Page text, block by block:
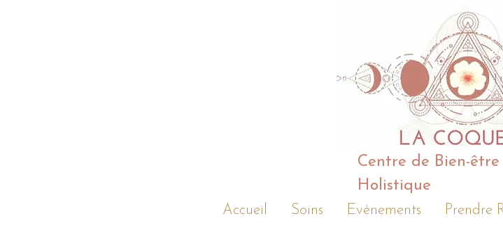
Centre de Bien-être
Holistique
Accueil Soins Evénements Prendre